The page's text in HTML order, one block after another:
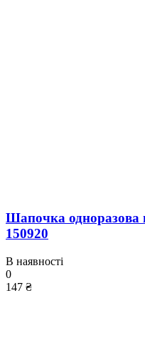
Шапочка одноразова
150920
В наявності
0
147 ₴